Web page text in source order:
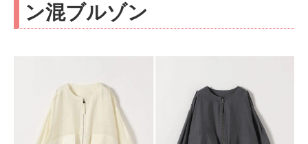
ン混ブルゾン